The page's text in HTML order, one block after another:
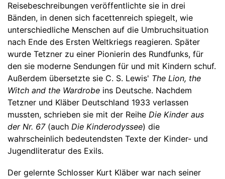
Reisebeschreibungen veröffentlichte sie in drei
Bänden, in denen sich facettenreich spiegelt, wie
unterschiedliche Menschen auf die Umbruchsituation
nach Ende des Ersten Weltkriegs reagieren. Später
wurde Tetzner zu einer Pionierin des Rundfunks, für
den sie moderne Sendungen für und mit Kindern schuf.
Außerdem übersetzte sie C. S. Lewis' The Lion, the
Witch and the Wardrobe ins Deutsche. Nachdem
Tetzner und Kläber Deutschland 1933 verlassen
mussten, schrieben sie mit der Reihe Die Kinder aus
der Nr. 67(auch Die Kinderodyssee) die
wahrscheinlich bedeutendsten Texte der Kinder- und
Jugendliteratur des Exils.
Der gelernte Schlosser Kurt Kläber war nach seiner